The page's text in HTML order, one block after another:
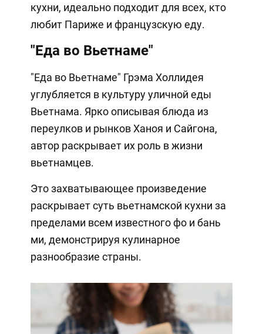
кухни, идеально подходит для всех, кто
любит Париже и французскую еду.
"Еда во Вьетнаме"
"Еда во Вьетнаме" Грэма Холлидея
углубляется в культуру уличной еды
Вьетнама. Ярко описывая блюда из
переулков и рынков Ханоя и Сайгона,
автор раскрывает их роль в жизни
вьетнамцев.
Это захватывающее произведение
раскрывает суть вьетнамской кухни за
пределами всем известного фо и бань
ми, демонстрируя кулинарное
разнообразие страны.